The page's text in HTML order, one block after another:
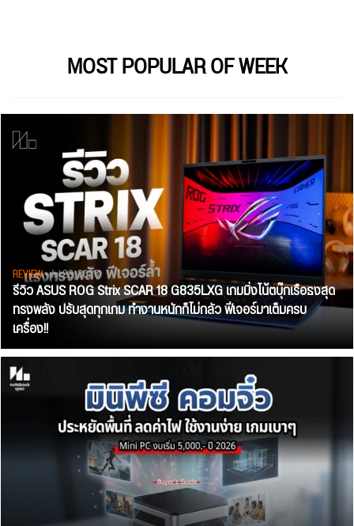
MOST POPULAR OF WEEK
REVIEW• Jul 28, 2026
รีวิว ASUS ROG Strix SCAR 18 G835LXG เกมมิ่งโน้ตบุ๊กเรือธงสุด
ทรงพลัง ปรับสุดทุกเกม ทำงานหนักก็ไม่กลัว ฟีเจอร์มาเต็มครบ
เครื่อง!!